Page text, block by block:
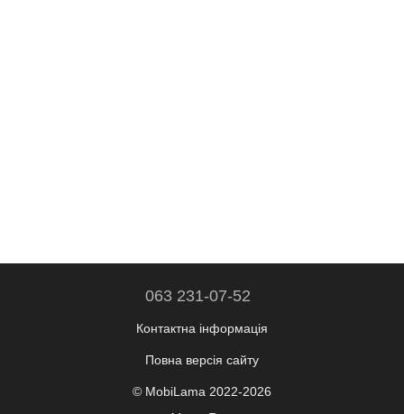
063 231-07-52
Контактна інформація
Повна версія сайту
© MobiLama 2022-2026